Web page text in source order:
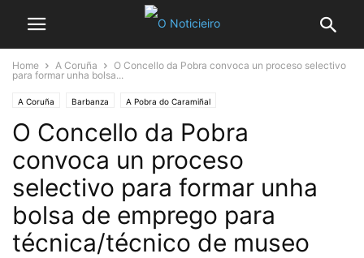
Home A Coruña
O Concello da Pobra convoca un proceso selectivo
para formar unha bolsa...
A Coruña Barbanza A Pobra do Caramiñal
O Concello da Pobra
convoca un proceso
selectivo para formar unha
bolsa de emprego para
técnica/técnico de museo